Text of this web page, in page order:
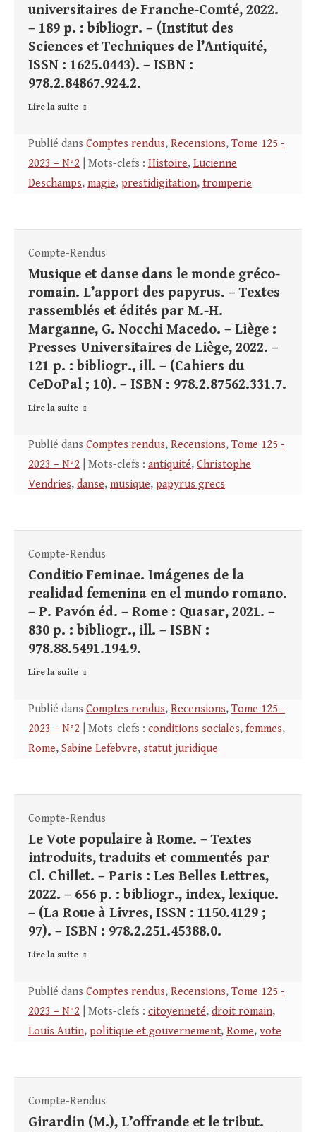
universitaires de Franche-Comté, 2022.
– 189 p. : bibliogr. – (Institut des
Sciences et Techniques de l’Antiquité,
ISSN : 1625.0443). – ISBN :
978.2.84867.924.2.
Lire la suite
Publié dans Comptes rendus, Recensions, Tome 125 -
2023 – N°2 | Mots-clefs : Histoire, Lucienne
Deschamps, magie, prestidigitation, tromperie
Compte-Rendus
Musique et danse dans le monde gréco-
romain. L’apport des papyrus. – Textes
rassemblés et édités par M.-H.
Marganne, G. Nocchi Macedo. – Liège :
Presses Universitaires de Liège, 2022. –
121 p. : bibliogr., ill. – (Cahiers du
CeDoPal ; 10). – ISBN : 978.2.87562.331.7.
Lire la suite
Publié dans Comptes rendus, Recensions, Tome 125 -
2023 – N°2 | Mots-clefs : antiquité, Christophe
Vendries, danse, musique, papyrus grecs
Compte-Rendus
Conditio Feminae. Imágenes de la
realidad femenina en el mundo romano.
– P. Pavón éd. – Rome : Quasar, 2021. –
830 p. : bibliogr., ill. – ISBN :
978.88.5491.194.9.
Lire la suite
Publié dans Comptes rendus, Recensions, Tome 125 -
2023 – N°2 | Mots-clefs : conditions sociales, femmes,
Rome, Sabine Lefebvre, statut juridique
Compte-Rendus
Le Vote populaire à Rome. – Textes
introduits, traduits et commentés par
Cl. Chillet. – Paris : Les Belles Lettres,
2022. – 656 p. : bibliogr., index, lexique.
– (La Roue à Livres, ISSN : 1150.4129 ;
97). – ISBN : 978.2.251.45388.0.
Lire la suite
Publié dans Comptes rendus, Recensions, Tome 125 -
2023 – N°2 | Mots-clefs : citoyenneté, droit romain,
Louis Autin, politique et gouvernement, Rome, vote
Compte-Rendus
Girardin (M.), L’offrande et le tribut.